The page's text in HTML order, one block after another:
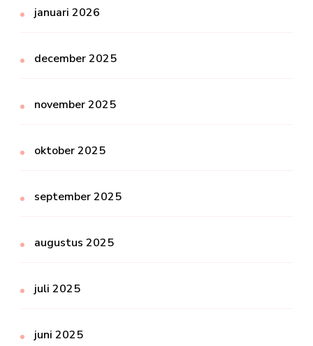
januari 2026
december 2025
november 2025
oktober 2025
september 2025
augustus 2025
juli 2025
juni 2025